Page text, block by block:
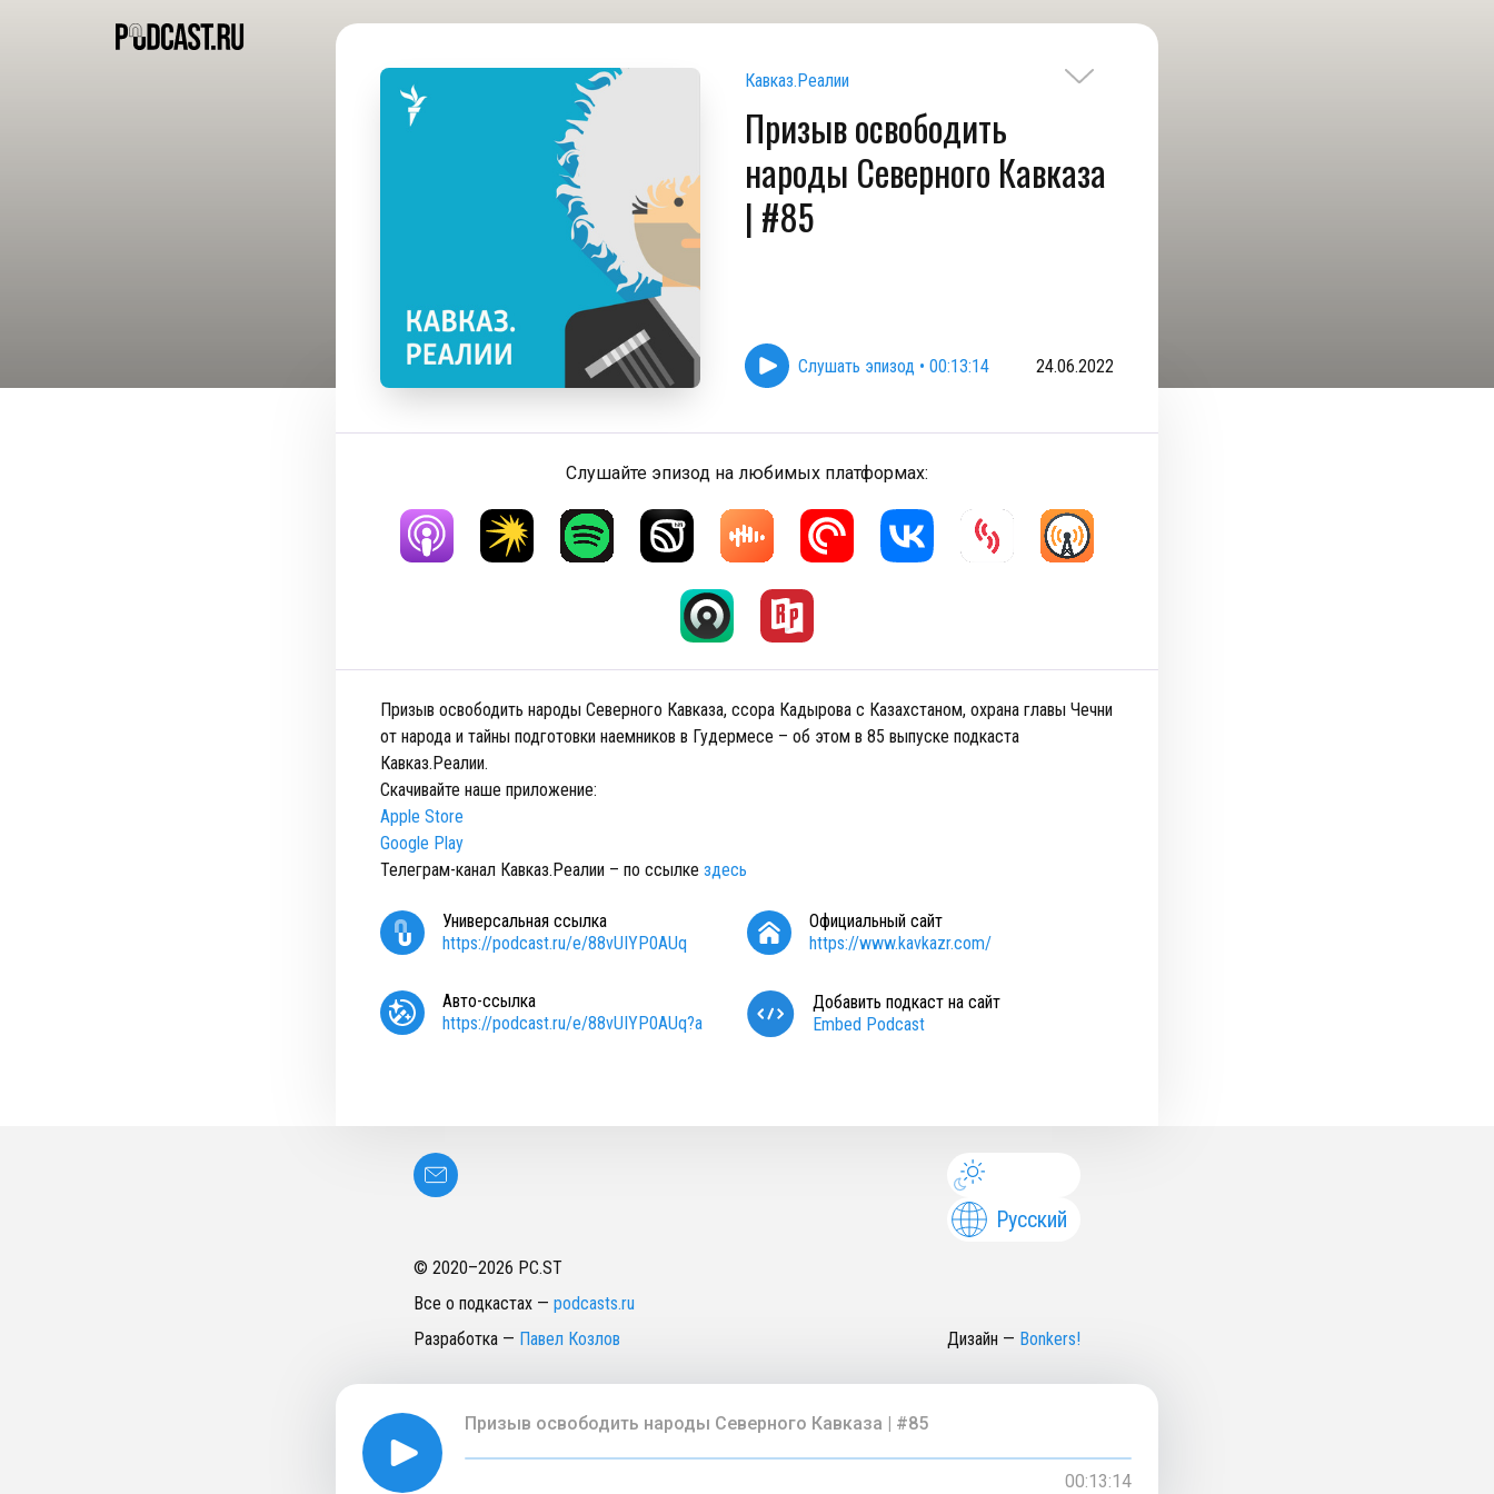
Кавказ.Реалии
Призыв освободить
народы Северного Кавказа
| #85
Слушать эпизод • 00:13:14 24.06.2022
Слушайте эпизод на любимых платформах:
Призыв освободить народы Северного Кавказа, ссора Кадырова с Казахстаном, охрана главы Чечни
от народа и тайны подготовки наемников в Гудермесе – об этом в 85 выпуске подкаста
Кавказ.Реалии.
Скачивайте наше приложение:
Apple Store
Google Play
Телеграм-канал Кавказ.Реалии – по ссылке здесь
Универсальная ссылка
https://podcast.ru/e/88vUIYP0AUq
Официальный сайт
https://www.kavkazr.com/
Авто-ссылка
https://podcast.ru/e/88vUIYP0AUq?a
Добавить подкаст на сайт
Embed Podcast
Русский
© 2020–2026 PC.ST
Все о подкастах — podcasts.ru
Разработка — Павел Козлов Дизайн — Bonkers!
Призыв освободить народы Северного Кавказа | #85
00:13:14